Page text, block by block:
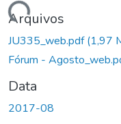
Arquivos
JU335_web.pdf(1,97
Fórum -
Data
2017-08